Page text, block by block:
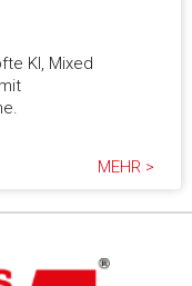
KI, Mixed
MEHR >